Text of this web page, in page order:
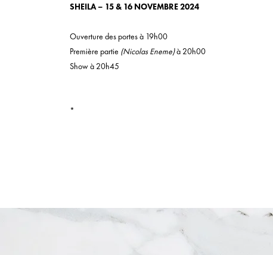
SHEILA – 15 & 16 NOVEMBRE 2024
Ouverture des portes à 19h00
Première partie (Nicolas Eneme)à 20h00
Show à 20h45
*